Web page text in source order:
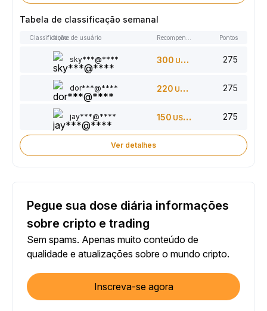
Tabela de classificação semanal
ClassificaçãoNome de usuário Pontos
sky***@**** 300 USDT 275
dor***@**** 220 USDT 275
jay***@**** 150 USDT 275
Ver detalhes
Pegue sua dose diária informações
sobre cripto e trading
Sem spams. Apenas muito conteúdo de
qualidade e atualizações sobre o mundo cripto.
Inscreva-se agora